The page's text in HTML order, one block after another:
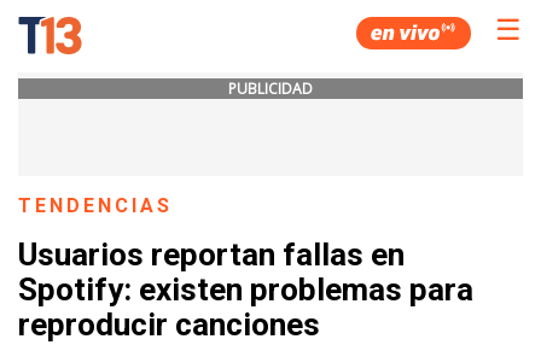
☰
PUBLICIDAD
TENDENCIAS
Usuarios reportan fallas en
Spotify: existen problemas para
reproducir canciones